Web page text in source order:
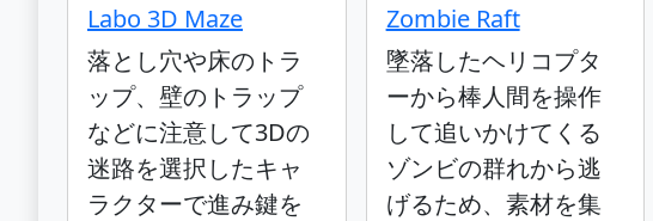
Labo 3D Maze
落とし穴や床のトラ
ップ、壁のトラップ
などに注意して3Dの
迷路を選択したキャ
ラクターで進み鍵を
Zombie Raft
墜落したヘリコプタ
ーから棒人間を操作
して追いかけてくる
ゾンビの群れから逃
げるため、素材を集